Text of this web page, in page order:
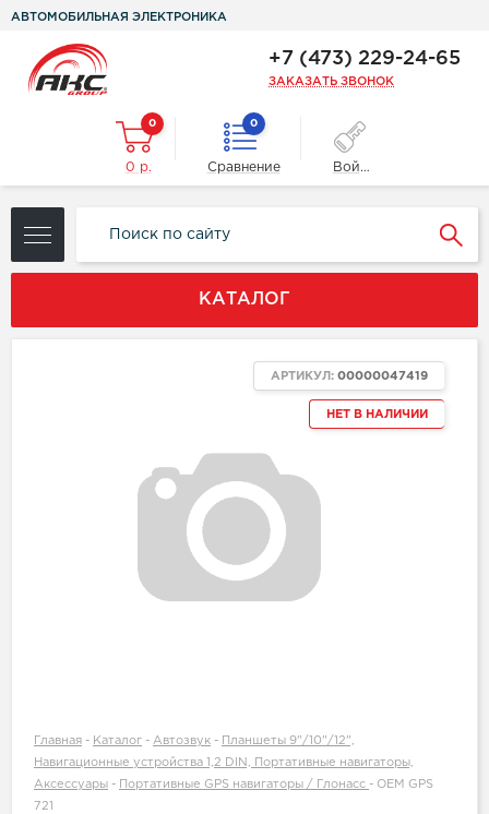
АВТОМОБИЛЬНАЯ ЭЛЕКТРОНИКА
+7 (473) 229-24-65
ЗАКАЗАТЬ ЗВОНОК
0
0 р.
0
Сравнение Войти
КАТАЛОГ
НЕТ В НАЛИЧИИ
АРТИКУЛ: 00000047419
Главная - Каталог - Автозвук -
Планшеты 9"/10"/12",
Навигационные устройства 1,2 DIN, Портативные навигаторы,
Аксессуары - Портативные GPS навигаторы / Глонасс - OEM GPS
721